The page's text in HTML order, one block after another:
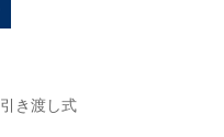
き渡し式